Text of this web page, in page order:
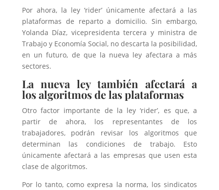
Por ahora, la ley ‘rider’ únicamente afectará a las
plataformas de reparto a domicilio. Sin embargo,
Yolanda Díaz, vicepresidenta tercera y ministra de
Trabajo y Economía Social, no descarta la posibilidad,
en un futuro, de que la nueva ley afectara a más
sectores.
La nueva ley también afectará a
los algoritmos de las plataformas
Otro factor importante de la ley ‘rider’, es que, a
partir de ahora, los representantes de los
trabajadores, podrán revisar los algoritmos que
determinan las condiciones de trabajo. Esto
únicamente afectará a las empresas que usen esta
clase de algoritmos.
Por lo tanto, como expresa la norma, los sindicatos